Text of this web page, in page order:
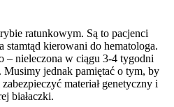
ratunkowym. Są to pacjenci
stamtąd kierowani do hematologa.
– nieleczona w ciągu 3-4 tygodni
jednak pamiętać o tym, by
materiał genetyczny i
białaczki.